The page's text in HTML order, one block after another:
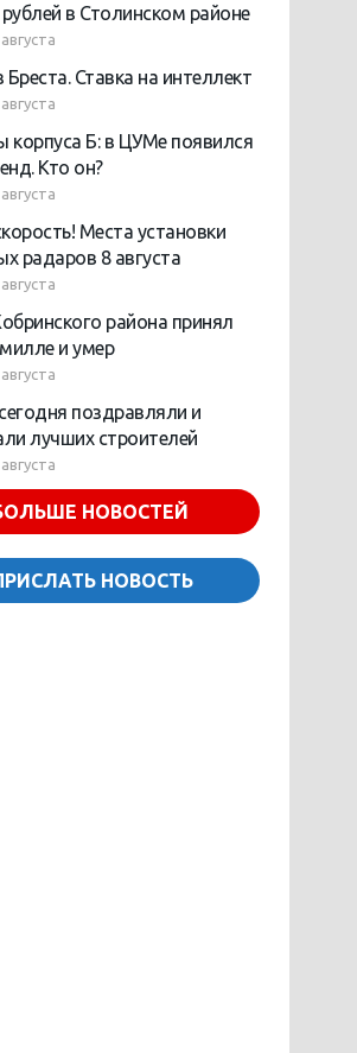
в Столинском районе
Бреста. Ставка на интеллект
корпуса Б: в ЦУМе появился
Кто он?
Места установки
радаров 8 августа
района принял
и умер
поздравляли и
лучших строителей
НОВОСТЕЙ
НОВОСТЬ